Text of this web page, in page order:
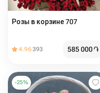
Розы в корзине 707
4.96393 585 000֏
-25%